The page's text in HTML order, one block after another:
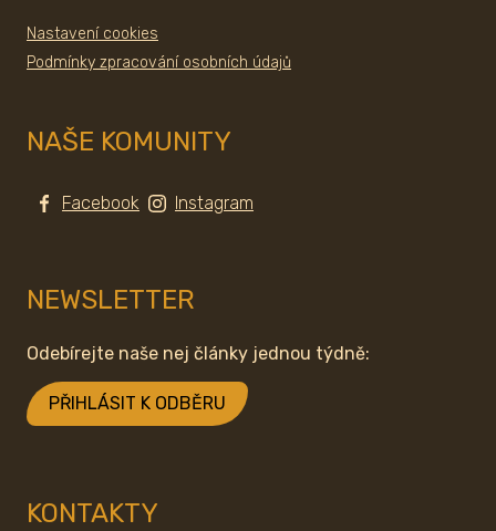
Nastavení cookies
Podmínky zpracování osobních údajů
NAŠE KOMUNITY
Facebook Instagram
NEWSLETTER
Odebírejte naše nej články jednou týdně:
PŘIHLÁSIT K ODBĚRU
KONTAKTY